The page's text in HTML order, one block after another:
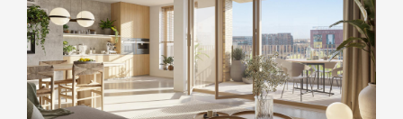
Nieuwbouw
Bedrijfsaanbod
Huuraanbod
Bestaande bouw